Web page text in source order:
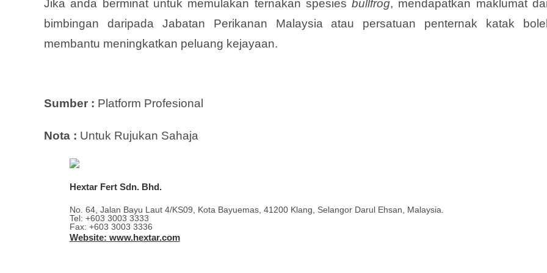
Jika anda berminat untuk memulakan ternakan spesiesbullfrog, mendapatkan maklumat
bimbingan daripada Jabatan Perikanan Malaysia atau persatuan penternak katak
membantu meningkatkan peluang kejayaan.
Sumber : Platform Profesional
Nota : Untuk Rujukan Sahaja
Hextar Fert Sdn. Bhd.
No. 64, Jalan Bayu Laut 4/KS09, Kota Bayuemas, 41200 Klang, Selangor Darul Ehsan, Malaysia.
Tel: +603 3003 3333
Fax: +603 3003 3336
Website: www.hextar.com